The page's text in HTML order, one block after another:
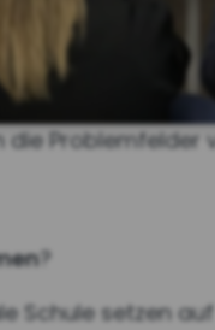
Problemfelder
?
Schule setzen